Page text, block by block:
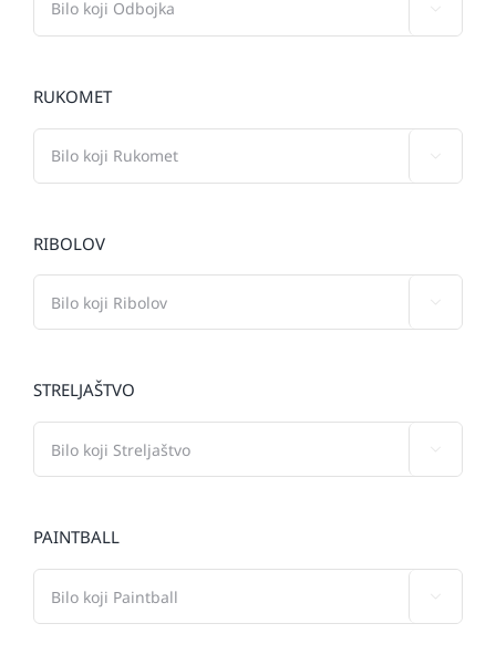
RUKOMET
RIBOLOV
STRELJAŠTVO
PAINTBALL